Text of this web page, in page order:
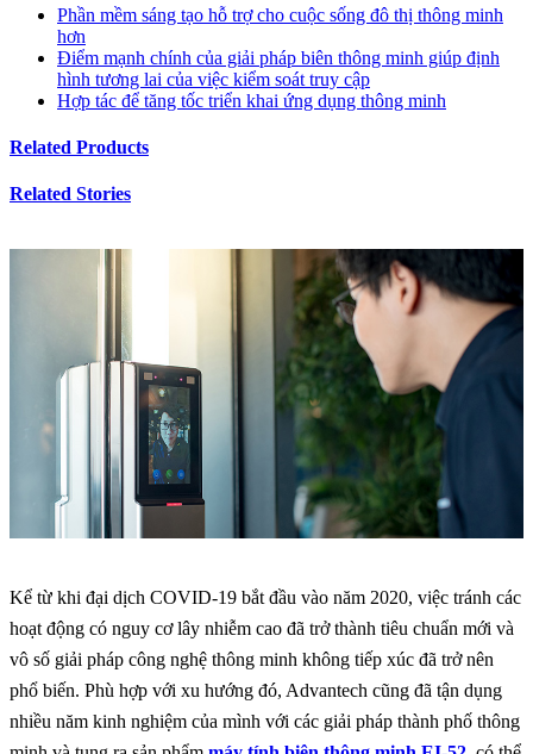
Phần mềm sáng tạo hỗ trợ cho cuộc sống đô thị thông minh
hơn
Điểm mạnh chính của giải pháp biên thông minh giúp định
hình tương lai của việc kiểm soát truy cập
Hợp tác để tăng tốc triển khai ứng dụng thông minh
Related Products
Related Stories
Kể từ khi đại dịch COVID-19 bắt đầu vào năm 2020, việc tránh các
hoạt động có nguy cơ lây nhiễm cao đã trở thành tiêu chuẩn mới và
vô số giải pháp công nghệ thông minh không tiếp xúc đã trở nên
phổ biến. Phù hợp với xu hướng đó, Advantech cũng đã tận dụng
nhiều năm kinh nghiệm của mình với các giải pháp thành phố thông